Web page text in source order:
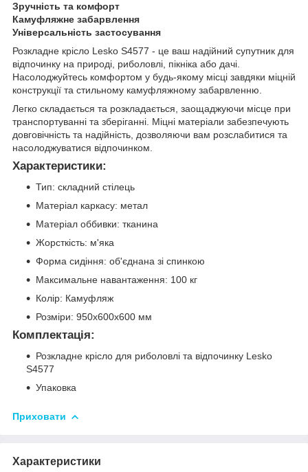
Зручність та комфорт
Камуфляжне забарвлення
Універсальність застосування
Розкладне крісло Lesko S4577 - це ваш надійний супутник для
відпочинку на природі, риболовлі, пікніка або дачі.
Насолоджуйтесь комфортом у будь-якому місці завдяки міцній
конструкції та стильному камуфляжному забарвленню.
Легко складається та розкладається, заощаджуючи місце при
транспортуванні та зберіганні. Міцні матеріали забезпечують
довговічність та надійність, дозволяючи вам розслабитися та
насолоджуватися відпочинком.
Характеристики:
Тип: складний стілець
Матеріал каркасу: метал
Матеріал оббивки: тканина
Жорсткість: м'яка
Форма сидіння: об'єднана зі спинкою
Максимальне навантаження: 100 кг
Колір: Камуфляж
Розміри: 950х600х600 мм
Комплектація:
Розкладне крісло для риболовлі та відпочинку Lesko
S4577
Упаковка
Приховати
Характеристики